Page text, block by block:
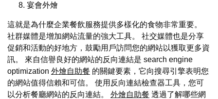
宴會外燴
這就是為什麼企業餐飲服務提供多樣化的食物非常重要。
社群媒體是增加網站流量的強大工具。 社交媒體也是分享
促銷和活動的好地方，鼓勵用戶訪問您的網站以獲取更多資
訊。 來自信譽良好的網站的反向連結是 search engine
optimization 外燴自助餐 的關鍵要素，它向搜尋引擎表明您
的網站值得信賴和可信。 使用反向連結檢查器工具，您可
以分析餐廳網站的反向連結。 外燴自助餐 透過了解哪些網